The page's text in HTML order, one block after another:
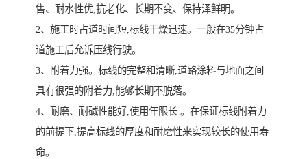
售、耐水性优,抗老化、长期不变、保持泽鲜明。
2、施工时占道时间短,标线干燥迅速。一般在35分钟占
道施工后允诉压线行驶。
3、附着力强。标线的完整和清晰,道路涂料与地面之间
具有很强的附着力,能够长期不脱落。
4、耐磨、耐碱性能好,使用年限长 。在保证标线附着力
的前提下,提高标线的厚度和耐磨性来实现较长的使用寿
命。